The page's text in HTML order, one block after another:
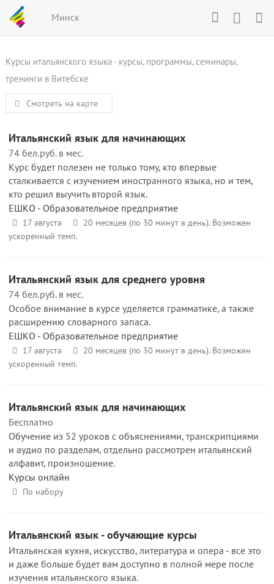
Минск
Курсы итальянского языка - курсы, программы, семинары,
тренинги в Витебске
Смотреть на карте
Итальянский язык для начинающих
74 бел.руб. в мес.
Курс будет полезен не только тому, кто впервые
сталкивается с изучением иностранного языка, но и тем,
кто решил выучить второй язык.
ЕШКО - Образовательное предприятие
17 августа
20 месяцев (по 30 минут в день). Возможен
ускоренный темп.
Итальянский язык для среднего уровня
74 бел.руб. в мес.
Особое внимание в курсе уделяется грамматике, а также
расширению словарного запаса.
ЕШКО - Образовательное предприятие
17 августа
20 месяцев (по 30 минут в день). Возможен
ускоренный темп.
Итальянский язык для начинающих
Бесплатно
Обучение из 52 уроков с объяснениями, транскрипциями
и аудио по разделам, отдельно рассмотрен итальянский
алфавит, произношение.
Курсы онлайн
По набору
Итальянский язык - обучающие курсы
Итальянская кухня, искусство, литература и опера - все это
и даже больше будет вам доступно в полной мере после
изучения итальянского языка.